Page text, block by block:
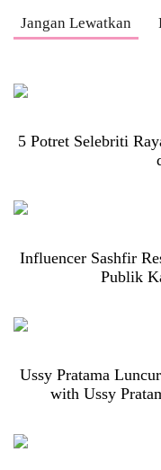
Jangan Lewatkan
5 Potret Selebriti
Influencer Sashfir
Publik
Ussy Pratama
with Ussy